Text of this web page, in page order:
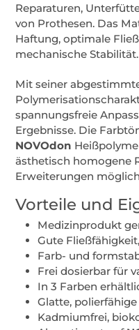
Reparaturen,
von Prothesen. Das
Haftung, optimale
mechanische Stabilität.
Mit seiner
spannungsfreie
Ergebnisse. Die
NOVOdon
ästhetisch homogene
Erweiterungen
Vorteile und
Medizinprodukt
Gute
Farb- und
Frei dosierbar für
In 3 Farben
Glatte,
Kadmiumfrei,